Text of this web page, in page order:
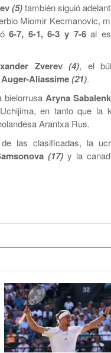
(5)también siguió
Miomir Kecmanovic,
6-7, 6-1, 6-3 y 7-6al
Zverev(4), el
Aliassime(21).
bielorrusa Aryna
en tanto que la
Arantxa Rus.
las clasificadas, la
(17)y la